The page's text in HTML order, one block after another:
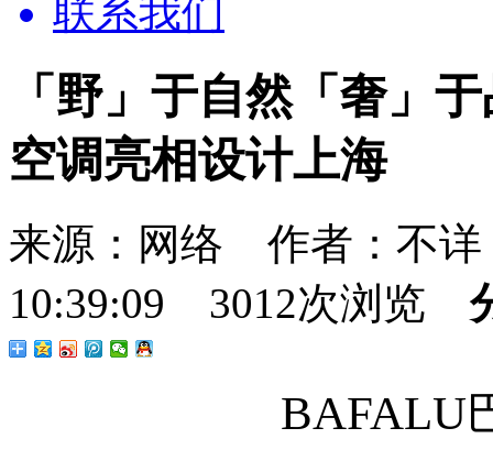
联系我们
「野」于自然「奢」
空调亮相设计上海
来源：网络 作者：不
10:39:09 3012次浏览
BAFALU